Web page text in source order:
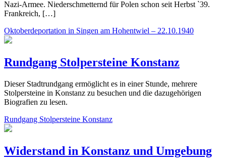
Nazi-Armee. Niederschmetternd für Polen schon seit Herbst `39.
Frankreich, […]
Oktoberdeportation in Singen am Hohentwiel – 22.10.1940
Rundgang Stolpersteine Konstanz
Dieser Stadtrundgang ermöglicht es in einer Stunde, mehrere
Stolpersteine in Konstanz zu besuchen und die dazugehörigen
Biografien zu lesen.
Rundgang Stolpersteine Konstanz
Widerstand in Konstanz und Umgebung